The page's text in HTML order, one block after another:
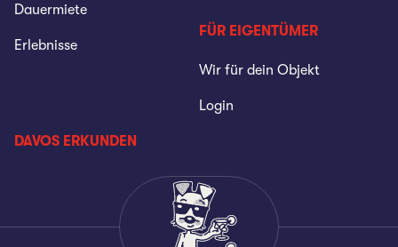
Dauermiete
Erlebnisse
FÜR EIGENTÜMER
Wir für dein Objekt
Login
DAVOS ERKUNDEN